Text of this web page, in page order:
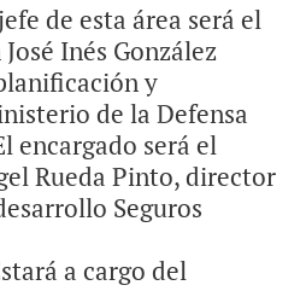
de esta área será el
Inés González
y
de la Defensa
encargado será el
Rueda Pinto, director
Seguros
a cargo del